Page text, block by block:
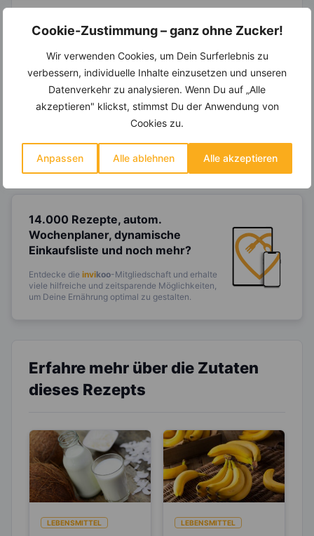
Cookie-Zustimmung – ganz ohne Zucker!
Wir verwenden Cookies, um Dein Surferlebnis zu
verbessern, individuelle Inhalte einzusetzen und unseren
Datenverkehr zu analysieren. Wenn Du auf „Alle
akzeptieren" klickst, stimmst Du der Anwendung von
Cookies zu.
Anpassen Alle ablehnen Alle akzeptieren
Ein Ernährungsplan auf Dich
abgestimmtnur mit Deinen
eigenen Rezepten?
Erstelle Dir Deinen eigenen, individuellen
Lieblingsrezepten auf Basis des gesamten
Know-Hows von
koo
14.000 Rezepte, autom.
Wochenplaner, dynamische
Einkaufsliste und noch mehr?
Entdecke die invikoo-Mitgliedschaft und erhalte
viele hilfreiche und zeitsparende Möglichkeiten,
um Deine Ernährung optimal zu gestalten.
Erfahre mehr über die Zutaten
dieses Rezepts
LEBENSMITTEL LEBENSMITTEL